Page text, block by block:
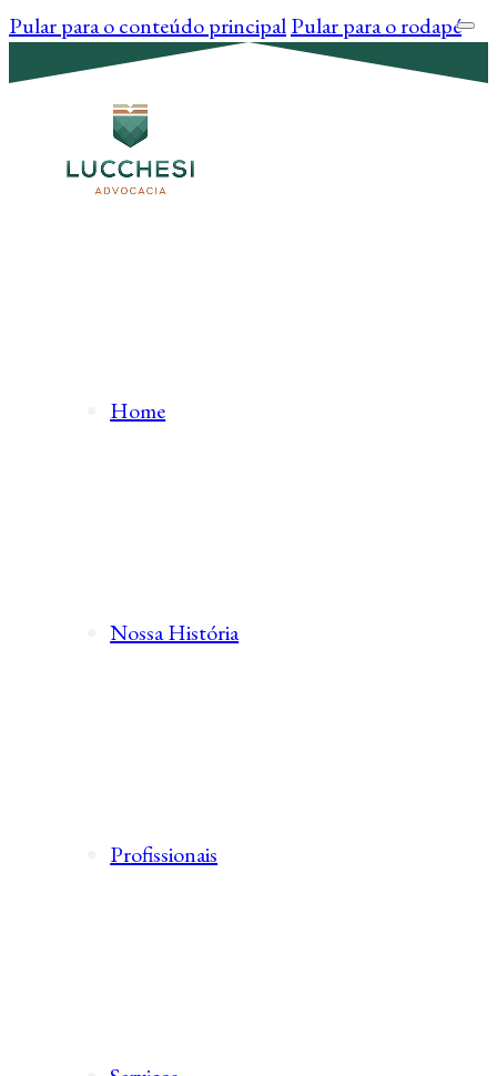
Pular para o conteúdo principalPular para o rodapé
Home
Nossa História
Profissionais